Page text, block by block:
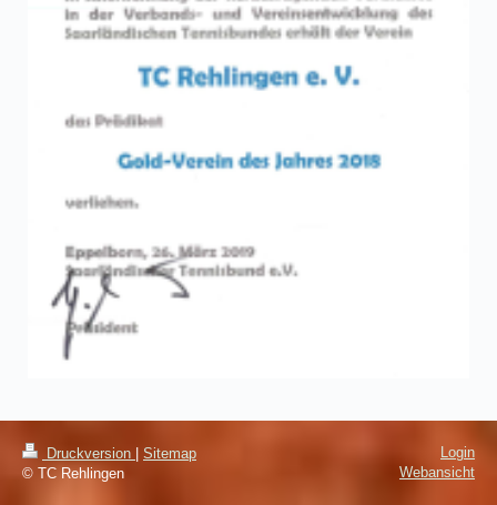
Druckversion | Sitemap
© TC Rehlingen
Login
Webansicht